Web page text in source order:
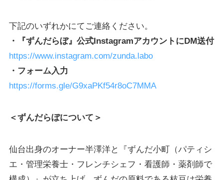
下記のいずれかにてご連絡ください。
・『ずんだらぼ』公式InstagramアカウントにDM送付
https://www.instagram.com/zunda.labo
・フォーム入力
https://forms.gle/G9xaPKf54r8oC7MMA
＜ずんだらぼについて＞
仙台出身のオーナー半澤洋と『ずんだ小町（パティシ
エ・管理栄養士・フレンチシェフ・看護師・薬剤師で